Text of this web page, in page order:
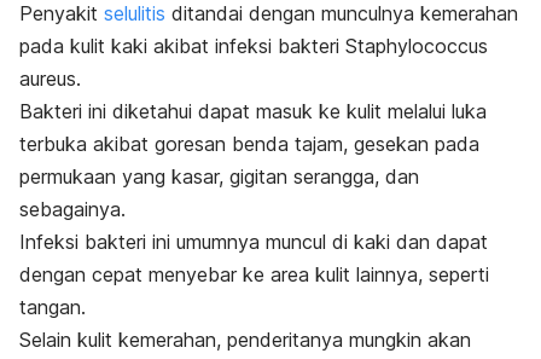
Penyakit selulitis ditandai dengan munculnya kemerahan
pada kulit kaki akibat infeksi bakteri Staphylococcus
aureus.
Bakteri ini diketahui dapat masuk ke kulit melalui luka
terbuka akibat goresan benda tajam, gesekan pada
permukaan yang kasar, gigitan serangga, dan
sebagainya.
Infeksi bakteri ini umumnya muncul di kaki dan dapat
dengan cepat menyebar ke area kulit lainnya, seperti
tangan.
Selain kulit kemerahan, penderitanya mungkin akan